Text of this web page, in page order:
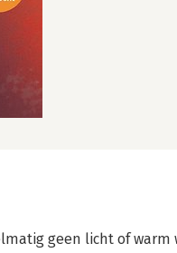
geen licht of warm